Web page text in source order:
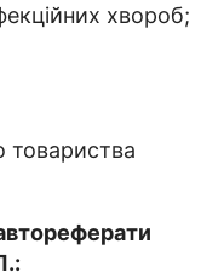
хвороб;
товариства